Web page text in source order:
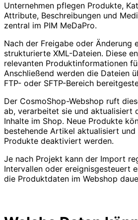
Unternehmen pflegen Produkte,
Attribute, Beschreibungen und
zentral im PIM MeDaPro.
Nach der Freigabe oder Änderung
strukturierte XML-Dateien. Diese
relevanten Produktinformationen
Anschließend werden die Dateien
FTP- oder SFTP-Bereich
Der CosmoShop-Webshop ruft
ab, verarbeitet sie und aktualisiert
Inhalte im Shop. Neue Produkte
bestehende Artikel aktualisiert
Produkte deaktiviert werden.
Je nach Projekt kann der Import
Intervallen oder ereignisgesteuert
die Produktdaten im Webshop